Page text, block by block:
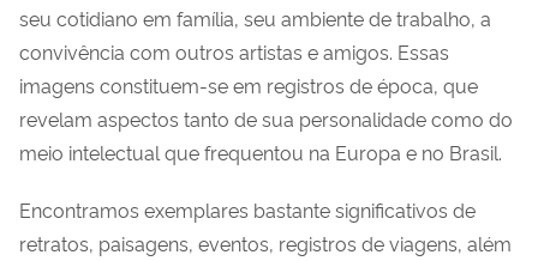
seu cotidiano em família, seu ambiente de trabalho, a
convivência com outros artistas e amigos. Essas
imagens constituem-se em registros de época, que
revelam aspectos tanto de sua personalidade como do
meio intelectual que frequentou na Europa e no Brasil.
Encontramos exemplares bastante significativos de
retratos, paisagens, eventos, registros de viagens, além